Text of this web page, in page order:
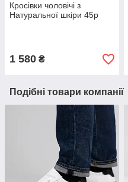
Кросівки чоловічі з
Натуральної шкіри 45р
1 580 ₴
Подібні товари компанії